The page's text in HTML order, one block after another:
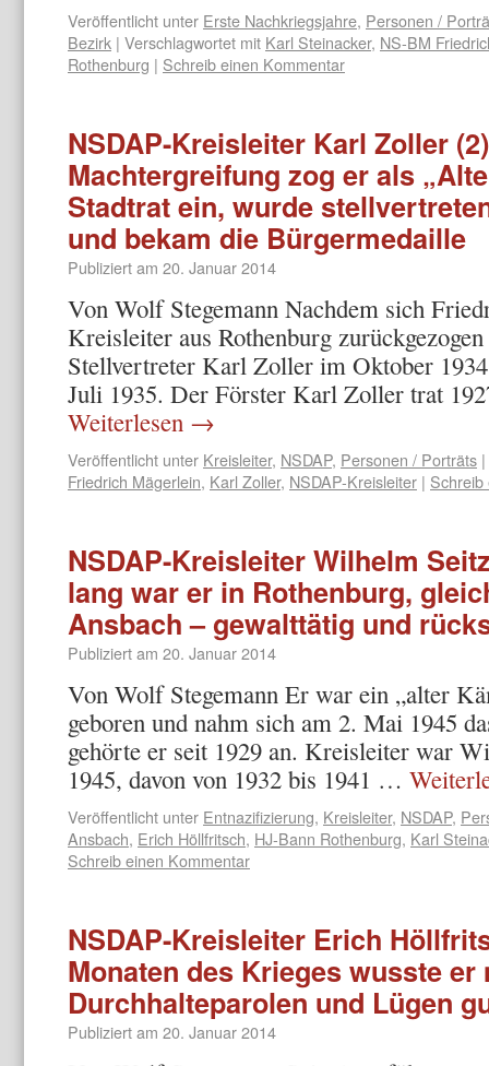
Veröffentlicht unter Erste Nachkriegsjahre, Personen /
Bezirk | Verschlagwortet mit Karl Steinacker, NS-BM
Rothenburg | Schreib einen Kommentar
NSDAP-Kreisleiter Karl Zoller
Machtergreifung zog er als
Stadtrat ein, wurde
und bekam die Bürgermedaille
Publiziert am 20. Januar 2014
Von Wolf Stegemann Nachdem sich
Kreisleiter aus Rothenburg
Stellvertreter Karl Zoller im Oktober
Juli 1935. Der Förster Karl Zoller trat
Weiterlesen →
Veröffentlicht unter Kreisleiter, NSDAP, Personen / Porträts |
Friedrich Mägerlein, Karl Zoller, NSDAP-Kreisleiter |
NSDAP-Kreisleiter Wilhelm
lang war er in Rothenburg,
Ansbach – gewalttätig und
Publiziert am 20. Januar 2014
Von Wolf Stegemann Er war ein „alter
geboren und nahm sich am 2. Mai 1945
gehörte er seit 1929 an. Kreisleiter war
1945, davon von 1932 bis 1941 …
Veröffentlicht unter Entnazifizierung, Kreisleiter, NSDAP,
Ansbach, Erich Höllfritsch, HJ-Bann Rothenburg, Karl
Schreib einen Kommentar
NSDAP-Kreisleiter Erich
Monaten des Krieges wusste
Durchhalteparolen und Lügen
Publiziert am 20. Januar 2014